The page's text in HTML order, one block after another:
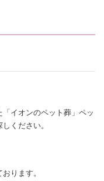
イオンのペット葬」ペッ
ください。
ります。